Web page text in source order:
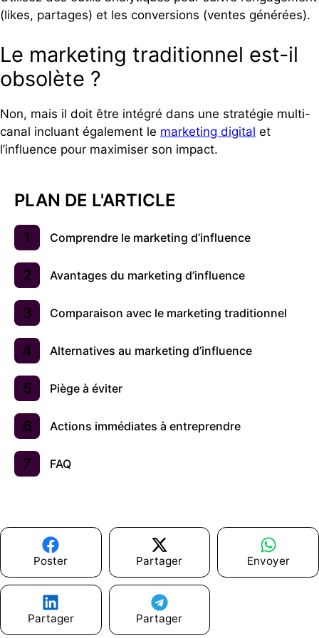
(likes, partages) et les conversions (ventes générées).
Le marketing traditionnel est-il
obsolète ?
Non, mais il doit être intégré dans une stratégie multi-
canal incluant également le marketing digital et
l’influence pour maximiser son impact.
PLAN DE L'ARTICLE
Comprendre le marketing d’influence
Avantages du marketing d’influence
Comparaison avec le marketing traditionnel
Alternatives au marketing d’influence
Piège à éviter
Actions immédiates à entreprendre
FAQ
Poster Partager Envoyer
Partager Partager